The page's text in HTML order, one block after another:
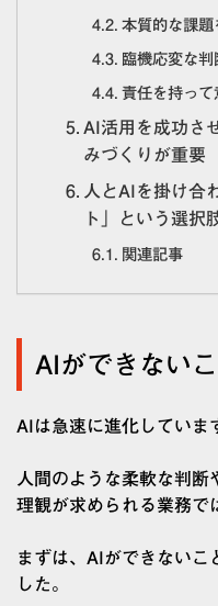
本質的な課題
臨機応変な判
責任を持って
AI活用を成功さ
みづくりが重要
人とAIを掛け合
ト」という選択
関連記事
AIができない
AIは急速に進化していま
人間のような柔軟な判
理観が求められる業務で
まずは、AIができないこ
した。